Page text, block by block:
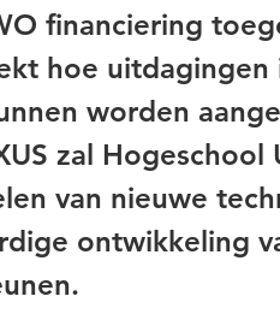
financiering
hoe
worden
zal
van nieuwe
ontwikkeling